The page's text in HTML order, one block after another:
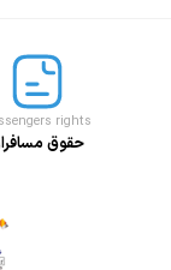
rights
حقوق